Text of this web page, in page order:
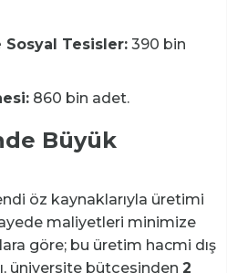
Tesisler: 390 bin
860 bin adet.
Büyük
öz kaynaklarıyla üretimi
maliyetleri minimize
göre; bu üretim hacmi dış
üniversite bütçesinden 2